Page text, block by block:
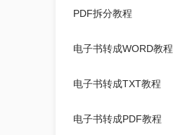
PDF拆分教程
电子书转成WORD教程
电子书转成TXT教程
电子书转成PDF教程